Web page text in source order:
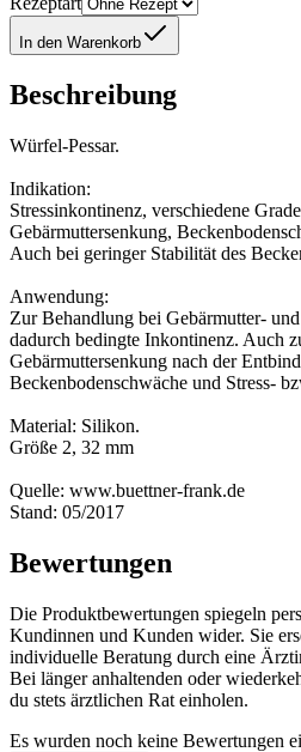
In den Warenkorb
Beschreibung
Würfel-Pessar.
Indikation:
Stressinkontinenz, verschiedene
Gebärmuttersenkung,
Auch bei geringer Stabilität des
Anwendung:
Zur Behandlung bei Gebärmutter-
dadurch bedingte Inkontinenz. Auch
Gebärmuttersenkung nach der
Beckenbodenschwäche und Stress-
Material: Silikon.
Größe 2, 32 mm
Quelle: www.buettner-frank.de
Stand: 05/2017
Bewertungen
Die Produktbewertungen spiegeln
Kundinnen und Kunden wider. Sie
individuelle Beratung durch eine
Bei länger anhaltenden oder
du stets ärztlichen Rat einholen.
Es wurden noch keine Bewertungen